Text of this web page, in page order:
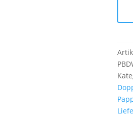
(6
AT)
|
300
ml